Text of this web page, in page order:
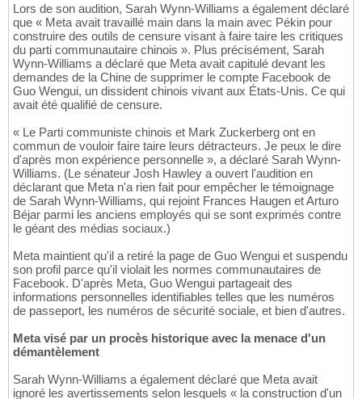
Lors de son audition, Sarah Wynn-Williams a également déclaré
que « Meta avait travaillé main dans la main avec Pékin pour
construire des outils de censure visant à faire taire les critiques
du parti communautaire chinois ». Plus précisément, Sarah
Wynn-Williams a déclaré que Meta avait capitulé devant les
demandes de la Chine de supprimer le compte Facebook de
Guo Wengui, un dissident chinois vivant aux États-Unis. Ce qui
avait été qualifié de censure.
« Le Parti communiste chinois et Mark Zuckerberg ont en
commun de vouloir faire taire leurs détracteurs. Je peux le dire
d'après mon expérience personnelle », a déclaré Sarah Wynn-
Williams. (Le sénateur Josh Hawley a ouvert l'audition en
déclarant que Meta n'a rien fait pour empêcher le témoignage
de Sarah Wynn-Williams, qui rejoint Frances Haugen et Arturo
Béjar parmi les anciens employés qui se sont exprimés contre
le géant des médias sociaux.)
Meta maintient qu'il a retiré la page de Guo Wengui et suspendu
son profil parce qu'il violait les normes communautaires de
Facebook. D'après Meta, Guo Wengui partageait des
informations personnelles identifiables telles que les numéros
de passeport, les numéros de sécurité sociale, et bien d'autres.
Meta visé par un procès historique avec la menace d'un
démantèlement
Sarah Wynn-Williams a également déclaré que Meta avait
ignoré les avertissements selon lesquels « la construction d'un